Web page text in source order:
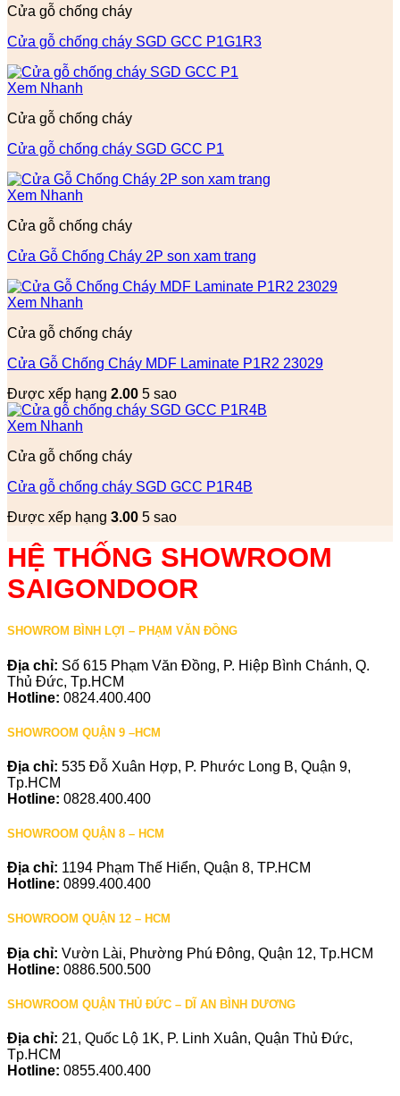
Cửa gỗ chống cháy
Cửa gỗ chống cháy SGD GCC P1G1R3
Xem Nhanh
Cửa gỗ chống cháy
Cửa gỗ chống cháy SGD GCC P1
Xem Nhanh
Cửa gỗ chống cháy
Cửa Gỗ Chống Cháy 2P son xam trang
Xem Nhanh
Cửa gỗ chống cháy
Cửa Gỗ Chống Cháy MDF Laminate P1R2 23029
Được xếp hạng 2.00 5 sao
Xem Nhanh
Cửa gỗ chống cháy
Cửa gỗ chống cháy SGD GCC P1R4B
Được xếp hạng 3.00 5 sao
HỆ THỐNG SHOWROOM
SAIGONDOOR
SHOWROM BÌNH LỢI – PHẠM VĂN ĐỒNG
Địa chỉ: Số 615 Phạm Văn Đồng, P. Hiệp Bình Chánh, Q.
Thủ Đức, Tp.HCM
Hotline: 0824.400.400
SHOWROOM QUẬN 9 –HCM
Địa chỉ: 535 Đỗ Xuân Hợp, P. Phước Long B, Quận 9,
Tp.HCM
Hotline: 0828.400.400
SHOWROOM QUẬN 8 – HCM
Địa chỉ: 1194 Phạm Thế Hiển, Quận 8, TP.HCM
Hotline: 0899.400.400
SHOWROOM QUẬN 12 – HCM
Địa chỉ: Vườn Lài, Phường Phú Đông, Quận 12, Tp.HCM
Hotline: 0886.500.500
SHOWROOM QUẬN THỦ ĐỨC – DĨ AN BÌNH DƯƠNG
Địa chỉ: 21, Quốc Lộ 1K, P. Linh Xuân, Quận Thủ Đức,
Tp.HCM
Hotline: 0855.400.400